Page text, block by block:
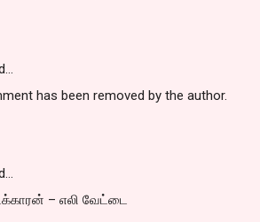
has been removed by the author.
– எலி வேட்டை